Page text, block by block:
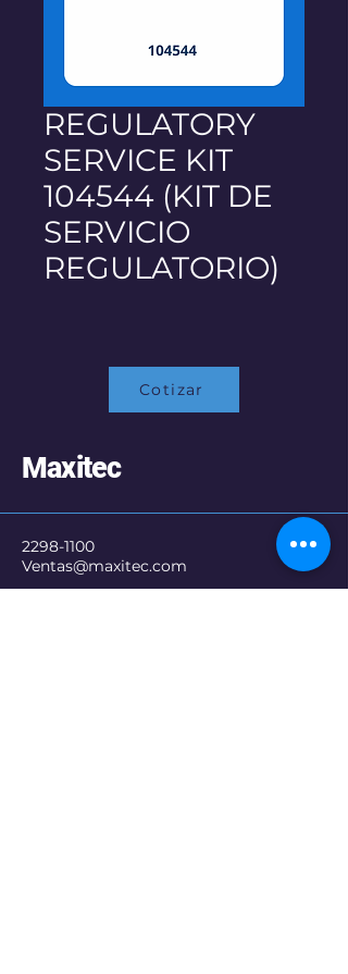
REGULATORY
SERVICE KIT
104544 (KIT DE
SERVICIO
REGULATORIO)
Cotizar
Maxitec
2298-1100
Ventas@maxitec.com